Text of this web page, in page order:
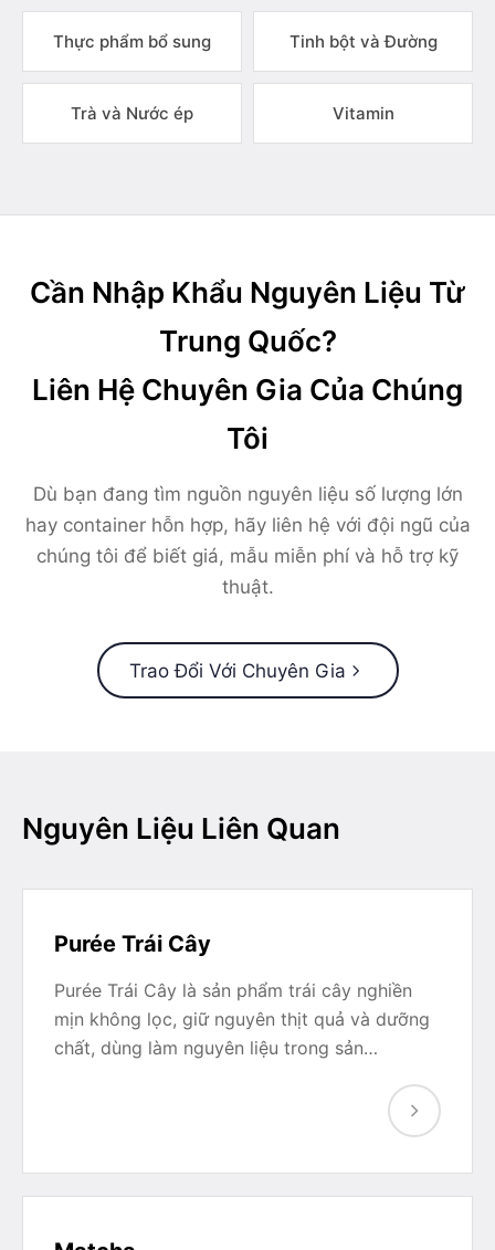
Thực phẩm bổ sung Tinh bột và Đường
Trà và Nước ép Vitamin
Cần Nhập Khẩu Nguyên Liệu Từ
Trung Quốc?
Liên Hệ Chuyên Gia Của Chúng
Tôi
Dù bạn đang tìm nguồn nguyên liệu số lượng lớn
hay container hỗn hợp, hãy liên hệ với đội ngũ của
chúng tôi để biết giá, mẫu miễn phí và hỗ trợ kỹ
thuật.
Trao Đổi Với Chuyên Gia
Nguyên Liệu Liên Quan
Purée Trái Cây
Purée Trái Cây là sản phẩm trái cây nghiền
mịn không lọc, giữ nguyên thịt quả và dưỡng
chất, dùng làm nguyên liệu trong sản…